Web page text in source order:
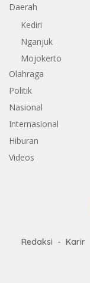
Daerah
Kediri
Nganjuk
Mojokerto
Olahraga
Politik
Nasional
Internasional
Hiburan
Videos
Redaksi Karir